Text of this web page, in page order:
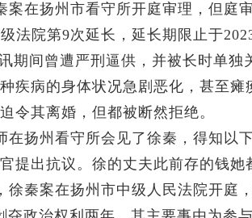
案在扬州市看守所开庭审理，但庭
法院第9次延长，延长期限止于
期间曾遭严刑逼供，并被长时单独
疾病的身体状况急剧恶化，甚至
令其离婚，但都被断然拒绝。
在扬州看守所会见了徐秦，得知以
提出抗议。徐的丈夫此前存的钱她
徐秦案在扬州市中级人民法院开庭